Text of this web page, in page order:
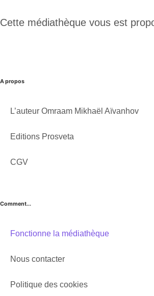
Cette médiathèque vous est
A propos
L’auteur Omraam Mikhaël Aïvanhov
Editions Prosveta
CGV
Comment...
Fonctionne la médiathèque
Nous contacter
Politique des cookies